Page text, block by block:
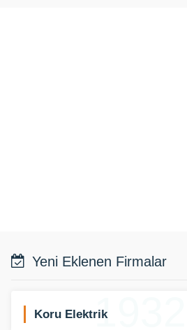
Yeni Eklenen Firmalar
19323
Koru Elektrik